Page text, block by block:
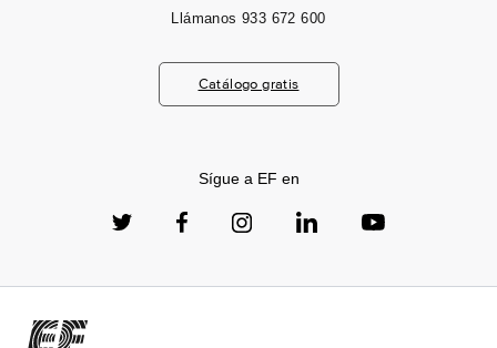
Llámanos 933 672 600
Catálogo gratis
Sígue a EF en